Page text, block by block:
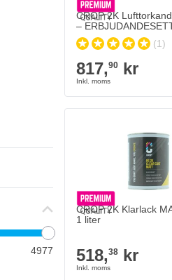
4977
CROP 2K
–
(1)
The price depends
817,90kr
CROP 2K Klarlack
1 liter
518,38kr